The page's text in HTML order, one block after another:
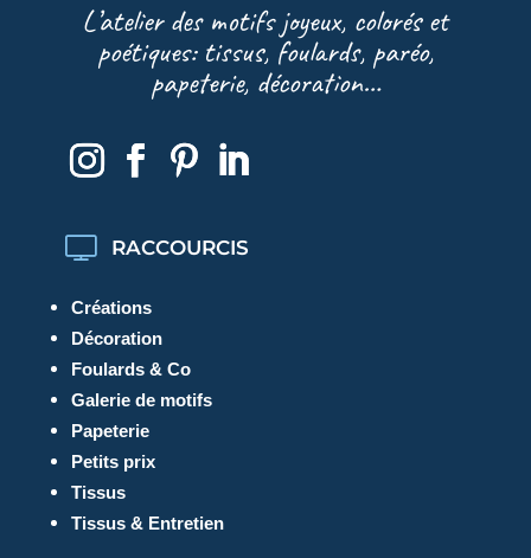
L’atelier des motifs joyeux, colorés et
poétiques: tissus, foulards, paréo,
papeterie, décoration…
RACCOURCIS
Créations
Décoration
Foulards & Co
Galerie de motifs
Papeterie
Petits prix
Tissus
Tissus & Entretien